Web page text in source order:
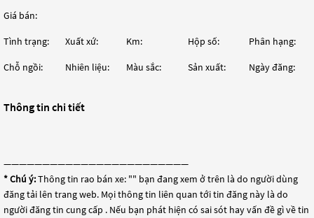
Giá bán:
Tình trạng: Xuất xứ: Km: Hộp số: Phân hạng:
Chỗ ngồi: Nhiên liệu: Màu sắc: Sản xuất: Ngày đăng:
Thông tin chi tiết
————————————————————————
* Chú ý:Thông tin rao bán xe: "" bạn đang xem ở trên là do người dùng
đăng tải lên trang web. Mọi thông tin liên quan tới tin đăng này là do
người đăng tin cung cấp . Nếu bạn phát hiện có sai sót hay vấn đề gì về tin